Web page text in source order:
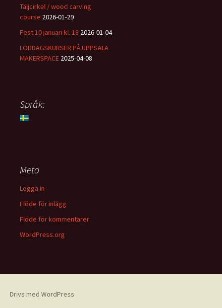
Täljcirkel / wood carving
course 2026-01-29
Fest 10 januari kl. 18 2026-01-04
LÖRDAGSKURSER PÅ UPPSALA
MAKERSPACE 2025-04-08
Språk:
Meta
Logga in
Flöde för inlägg
Flöde för kommentarer
WordPress.org
Drivs med WordPress